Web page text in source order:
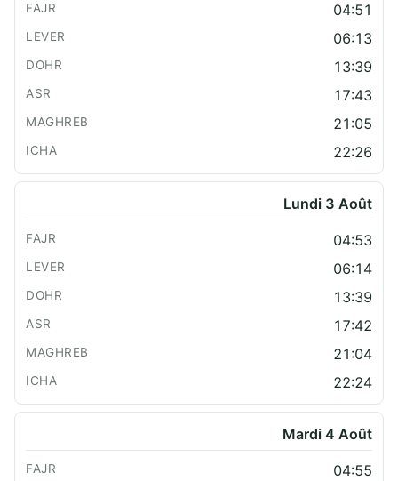
04:51
06:13
13:39
17:43
21:05
22:26
Lundi 3 Août
04:53
06:14
13:39
17:42
21:04
22:24
Mardi 4 Août
04:55